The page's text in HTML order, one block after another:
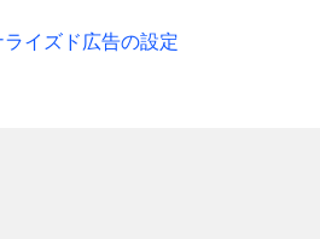
イズド広告の設定